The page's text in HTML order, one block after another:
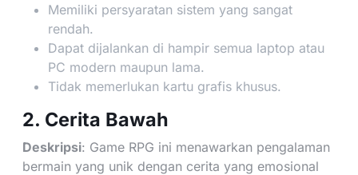
Memiliki persyaratan sistem yang sangat
rendah.
Dapat dijalankan di hampir semua laptop atau
PC modern maupun lama.
Tidak memerlukan kartu grafis khusus.
2. Cerita Bawah
Deskripsi: Game RPG ini menawarkan pengalaman
bermain yang unik dengan cerita yang emosional